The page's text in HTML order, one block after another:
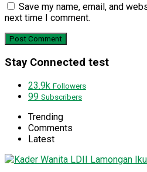
Save my name, email, and
next time I comment.
Stay Connected test
23.9k Followers
99 Subscribers
Trending
Comments
Latest